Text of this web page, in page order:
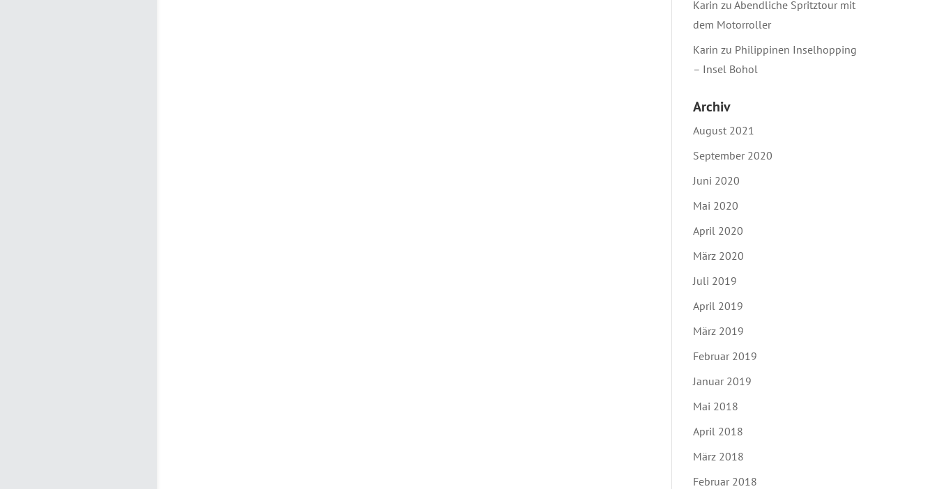
Karin zu Abendliche Spritztour mit
dem Motorroller
Karin zu Philippinen Inselhopping
– Insel Bohol
Archiv
August 2021
September 2020
Juni 2020
Mai 2020
April 2020
März 2020
Juli 2019
April 2019
März 2019
Februar 2019
Januar 2019
Mai 2018
April 2018
März 2018
Februar 2018